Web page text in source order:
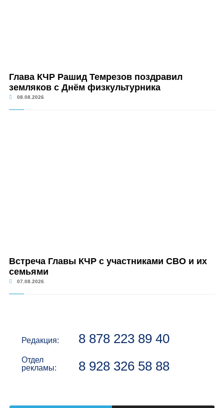
Глава КЧР Рашид Темрезов поздравил
земляков с Днём физкультурника
08.08.2026
Встреча Главы КЧР с участниками СВО и их
семьями
07.08.2026
Редакция: 8 878 223 89 40
Отдел
рекламы:
8 928 326 58 88